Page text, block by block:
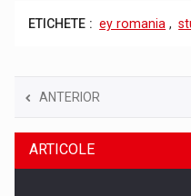
ETICHETE : ey romania ,
ANTERIOR
ARTICOLE